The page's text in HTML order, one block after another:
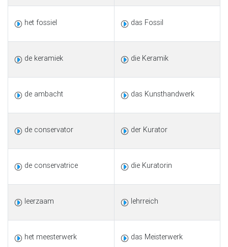
het fossiel das Fossil
de keramiek die Keramik
de ambacht das Kunsthandwerk
de conservator der Kurator
de conservatrice die Kuratorin
leerzaam lehrreich
het meesterwerk das Meisterwerk